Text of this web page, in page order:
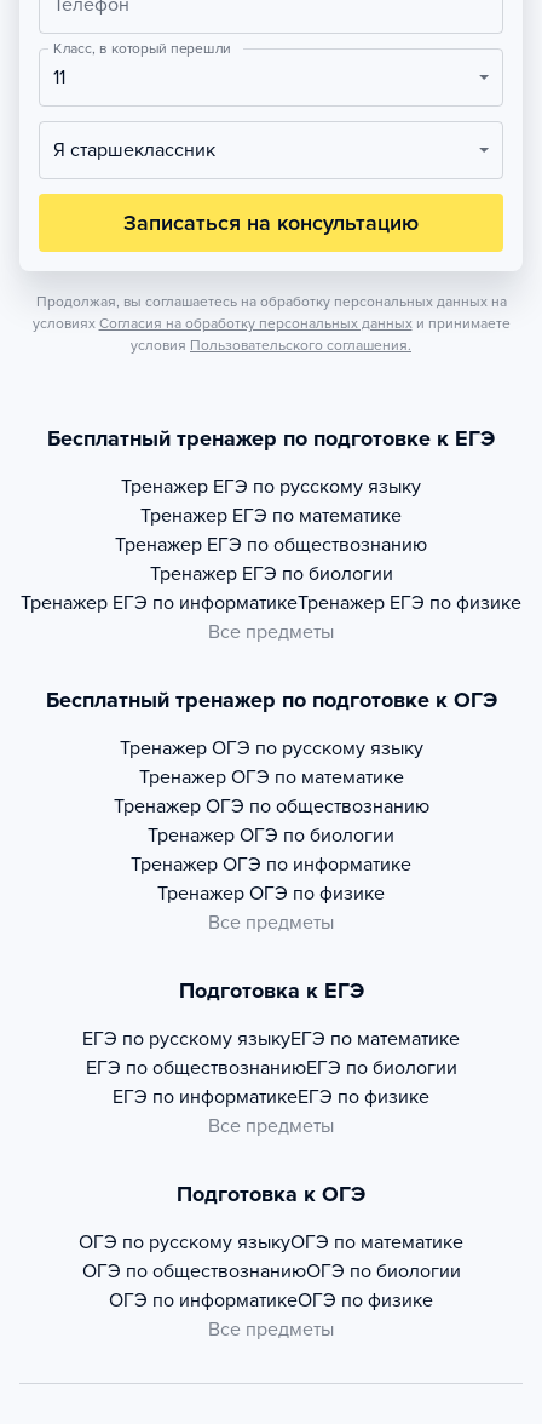
Телефон
Класс, в который перешли
11
Я старшеклассник
Записаться на консультацию
Продолжая, вы соглашаетесь на обработку персональных данных на
условиях Согласия на обработку персональных данных и принимаете
условия Пользовательского соглашения.
Бесплатный тренажер по подготовке к ЕГЭ
Тренажер ЕГЭ по русскому языку
Тренажер ЕГЭ по математике
Тренажер ЕГЭ по обществознанию
Тренажер ЕГЭ по биологии
Тренажер ЕГЭ по информатикеТренажер ЕГЭ по физике
Все предметы
Бесплатный тренажер по подготовке к ОГЭ
Тренажер ОГЭ по русскому языку
Тренажер ОГЭ по математике
Тренажер ОГЭ по обществознанию
Тренажер ОГЭ по биологии
Тренажер ОГЭ по информатике
Тренажер ОГЭ по физике
Все предметы
Подготовка к ЕГЭ
ЕГЭ по русскому языкуЕГЭ по математике
ЕГЭ по обществознаниюЕГЭ по биологии
ЕГЭ по информатикеЕГЭ по физике
Все предметы
Подготовка к ОГЭ
ОГЭ по русскому языкуОГЭ по математике
ОГЭ по обществознаниюОГЭ по биологии
ОГЭ по информатикеОГЭ по физике
Все предметы